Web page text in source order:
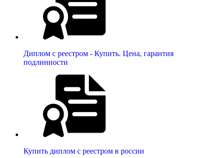
Диплом с реестром - Купить. Цена, гарантия
подлинности
Купить диплом с реестром в россии